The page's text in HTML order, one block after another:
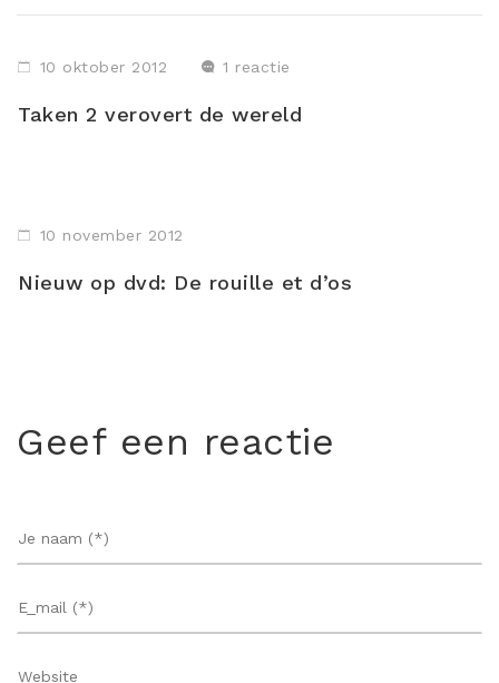
10 oktober 2012 1 reactie
Taken 2 verovert de wereld
10 november 2012
Nieuw op dvd: De rouille et d’os
Geef een reactie